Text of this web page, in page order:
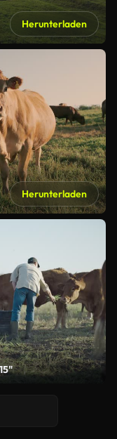
Herunterladen
Herunterladen